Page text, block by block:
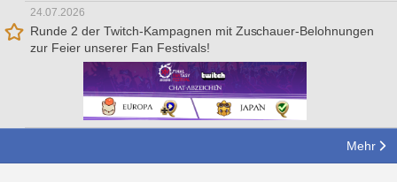
24.07.2026
Runde 2 der Twitch-Kampagnen mit Zuschauer-Belohnungen
zur Feier unserer Fan Festivals!
Mehr